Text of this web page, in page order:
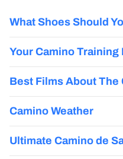
What Shoes Should
Your Camino Training
Best Films About The
Camino Weather
Ultimate Camino de